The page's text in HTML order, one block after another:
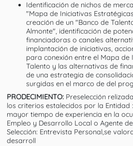
Identificación de nichos de
"Mapa de Iniciativas
creación de un "Banco de
Almonte", identificación de
financiadoras o canales
implantación de iniciativas,
para conexión entre el Mapa de
Talento y las alternativas de
de una estrategia de
surgidas en el marco de del
PRODECIMIENTO:Preselección
los criterios estalecidos por la Entidad
mayor tiempo de experiencia en la
Empleo y Desarrollo Local o Agente
Selección: Entrevista Personal,se
desarroll